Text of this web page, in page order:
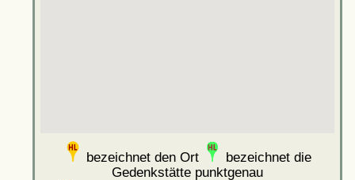
bezeichnet den Ort
bezeichnet die
Gedenkstätte punktgenau